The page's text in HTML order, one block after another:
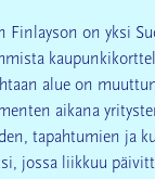
Finlayson on yksi
alue on
aikana
tapahtumien ja
jossa liikkuu